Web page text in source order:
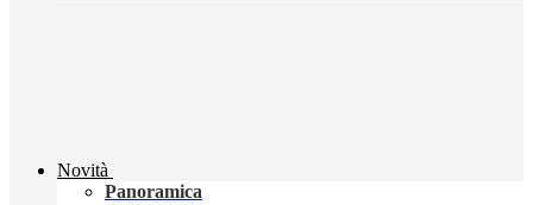
Novità
Panoramica